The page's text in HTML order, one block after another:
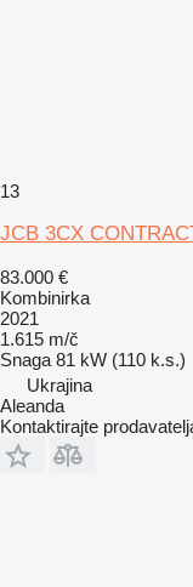
13
JCB 3CX
83.000 €
Kombinirka
2021
1.615 m/č
Snaga 81 kW (110 k.s.)
Ukrajina
Aleanda
Kontaktirajte